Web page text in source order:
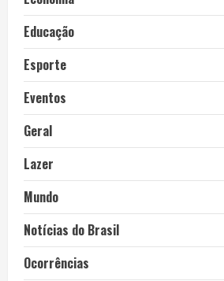
Educação
Esporte
Eventos
Geral
Lazer
Mundo
Notícias do Brasil
Ocorrências